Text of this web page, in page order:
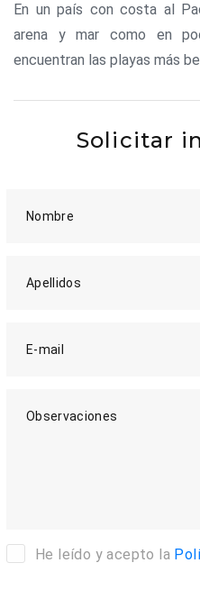
En un país con costa al
arena y mar como en
encuentran las playas más
Solicitar
Nombre
Apellidos
E-mail
Observaciones
He leído y acepto la